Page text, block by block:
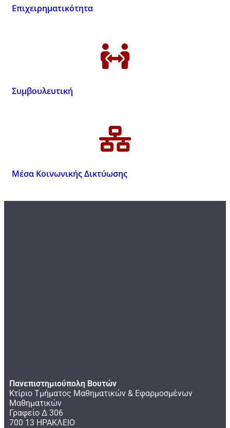
Επιχειρηματικότητα
Συμβουλευτική
Μέσα Κοινωνικής Δικτύωσης
Πανεπιστημιούπολη Βουτών
Κτίριο Τμήματος Μαθηματικών & Εφαρμοσμένων
Μαθηματικών
Γραφείο Δ 306
700 13 ΗΡΑΚΛΕΙΟ